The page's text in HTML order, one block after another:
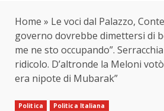
Home » Le voci dal Palazzo,
governo dovrebbe dimettersi di
me ne sto occupando”.
ridicolo. D’altronde la Meloni
era nipote di Mubarak”
Politica Politica Italiana